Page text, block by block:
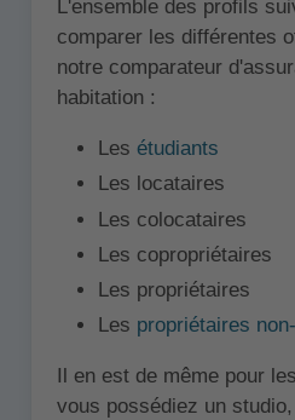
L'ensemble des profils
comparer les différentes
notre comparateur
habitation :
Les étudiants
Les locataires
Les colocataires
Les copropriétaires
Les propriétaires
Les propriétaires
Il en est de même pour
vous possédiez un